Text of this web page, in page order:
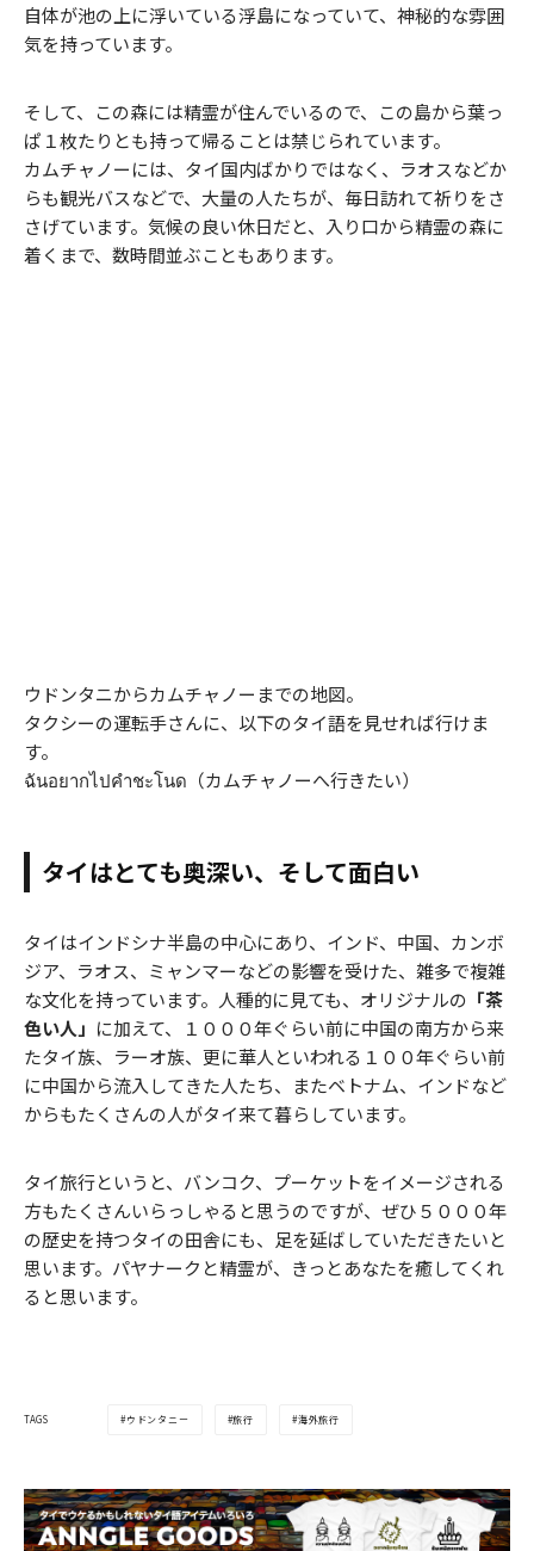
自体が池の上に浮いている浮島になっていて、神秘的な雰囲
気を持っています。
そして、この森には精霊が住んでいるので、この島から葉っ
ぱ１枚たりとも持って帰ることは禁じられています。
カムチャノーには、タイ国内ばかりではなく、ラオスなどか
らも観光バスなどで、大量の人たちが、毎日訪れて祈りをさ
さげています。気候の良い休日だと、入り口から精霊の森に
着くまで、数時間並ぶこともあります。
ウドンタニからカムチャノーまでの地図。
タクシーの運転手さんに、以下のタイ語を見せれば行けま
す。
ฉันอยากไปคำชะโนด（カムチャノーへ行きたい）
タイはとても奥深い、そして面白い
タイはインドシナ半島の中心にあり、インド、中国、カンボ
ジア、ラオス、ミャンマーなどの影響を受けた、雑多で複雑
な文化を持っています。人種的に見ても、オリジナルの 「茶
色い人」 に加えて、１０００年ぐらい前に中国の南方から来
たタイ族、ラーオ族、更に華人といわれる１００年ぐらい前
に中国から流入してきた人たち、またベトナム、インドなど
からもたくさんの人がタイ来て暮らしています。
タイ旅行というと、バンコク、プーケットをイメージされる
方もたくさんいらっしゃると思うのですが、ぜひ５０００年
の歴史を持つタイの田舎にも、足を延ばしていただきたいと
思います。パヤナークと精霊が、きっとあなたを癒してくれ
ると思います。
TAGS ウドンタニー 旅行 海外旅行